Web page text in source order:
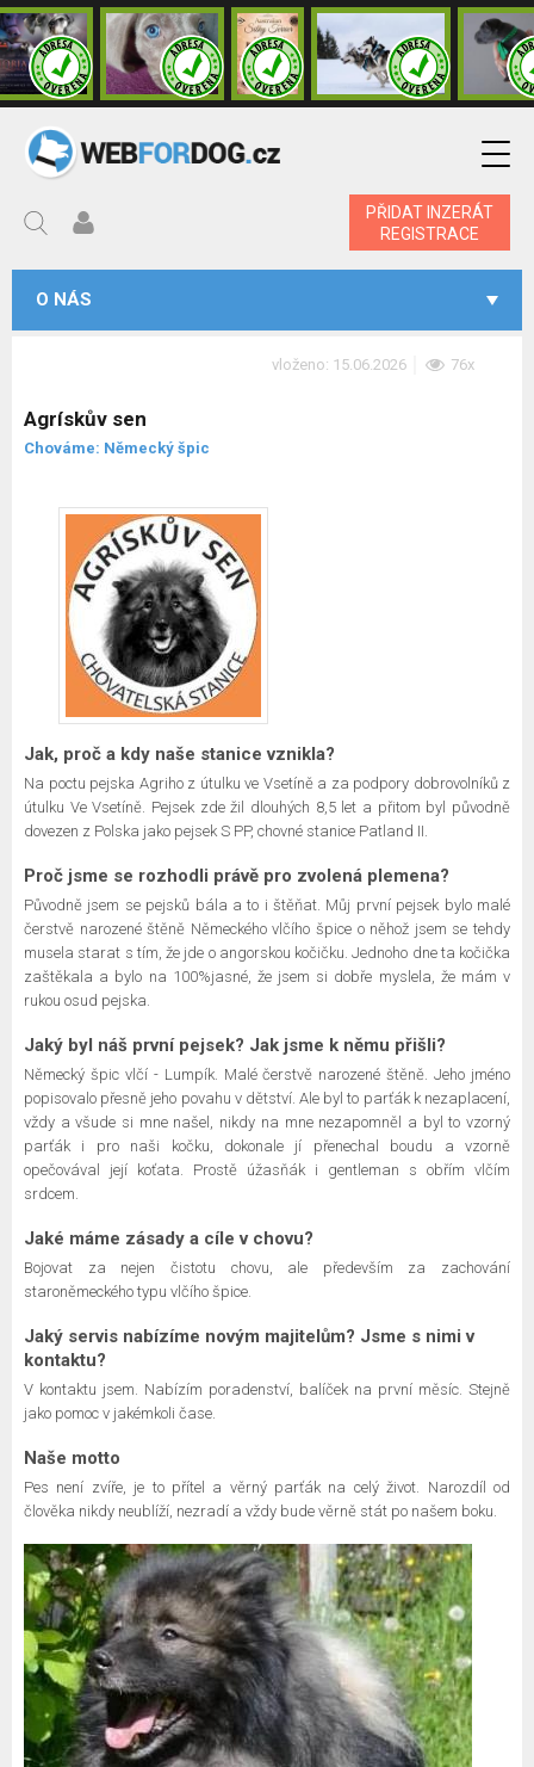
PŘIDAT INZERÁT
REGISTRACE
O NÁS
vloženo: 15.06.2026 76x
Agrískův sen
Chováme: Německý špic
Jak, proč a kdy naše stanice vznikla?
Na poctu pejska Agriho z útulku ve Vsetíně a za podpory dobrovolníků z
útulku Ve Vsetíně. Pejsek zde žil dlouhých 8,5 let a přitom byl původně
dovezen z Polska jako pejsek S PP, chovné stanice Patland II.
Proč jsme se rozhodli právě pro zvolená plemena?
Původně jsem se pejsků bála a to i štěňat. Můj první pejsek bylo malé
čerstvě narozené štěně Německého vlčího špice o něhož jsem se tehdy
musela starat s tím, že jde o angorskou kočičku. Jednoho dne ta kočička
zaštěkala a bylo na 100%jasné, že jsem si dobře myslela, že mám v
rukou osud pejska.
Jaký byl náš první pejsek? Jak jsme k němu přišli?
Německý špic vlčí - Lumpík. Malé čerstvě narozené štěně. Jeho jméno
popisovalo přesně jeho povahu v dětství. Ale byl to parťák k nezaplacení,
vždy a všude si mne našel, nikdy na mne nezapomněl a byl to vzorný
parťák i pro naši kočku, dokonale jí přenechal boudu a vzorně
opečovával její koťata. Prostě úžasňák i gentleman s obřím vlčím
srdcem.
Jaké máme zásady a cíle v chovu?
Bojovat za nejen čistotu chovu, ale především za zachování
staroněmeckého typu vlčího špice.
Jaký servis nabízíme novým majitelům? Jsme s nimi v
kontaktu?
V kontaktu jsem. Nabízím poradenství, balíček na první měsíc. Stejně
jako pomoc v jakémkoli čase.
Naše motto
Pes není zvíře, je to přítel a věrný parťák na celý život. Narozdíl od
člověka nikdy neublíží, nezradí a vždy bude věrně stát po našem boku.